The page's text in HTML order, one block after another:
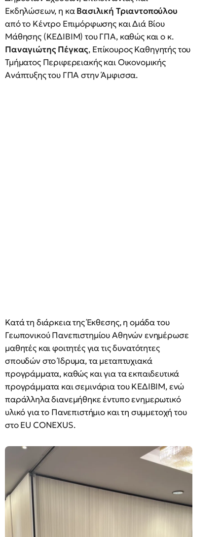
Εκδηλώσεων, η καΒασιλική Τριαντοπούλου
από το Κέντρο Επιμόρφωσης και Διά Βίου
Μάθησης (ΚΕΔΙΒΙΜ) του ΓΠΑ, καθώς και ο κ.
Παναγιώτης Πέγκας, Επίκουρος Καθηγητής του
Τμήματος Περιφερειακής και Οικονομικής
Ανάπτυξης του ΓΠΑ στην Άμφισσα.
Κατά τη διάρκεια της Έκθεσης, η ομάδα του
Γεωπονικού Πανεπιστημίου Αθηνών ενημέρωσε
μαθητές και φοιτητές για τις δυνατότητες
σπουδών στο Ίδρυμα, τα μεταπτυχιακά
προγράμματα, καθώς και για τα εκπαιδευτικά
προγράμματα και σεμινάρια του ΚΕΔΙΒΙΜ, ενώ
παράλληλα διανεμήθηκε έντυπο ενημερωτικό
υλικό για το Πανεπιστήμιο και τη συμμετοχή του
στο EU CONEXUS.